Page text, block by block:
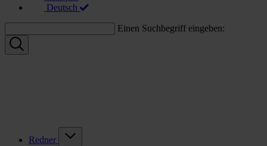
Deutsch
Einen Suchbegriff eingeben:
Redner